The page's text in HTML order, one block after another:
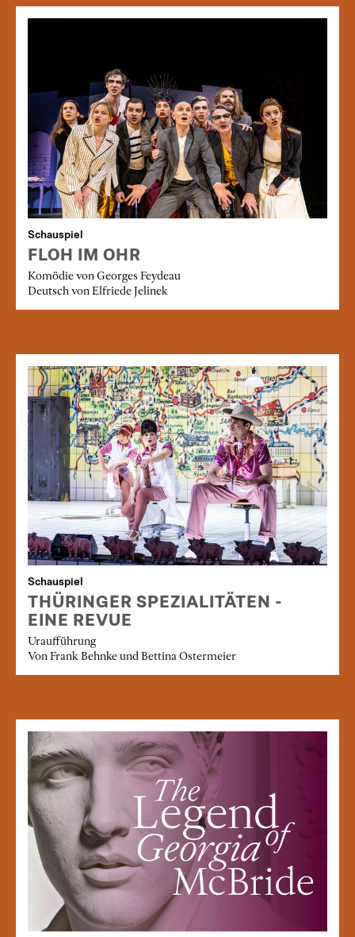
Schauspiel
FLOH IM OHR
Komödie von Georges Feydeau
Deutsch von Elfriede Jelinek
Schauspiel
THÜRINGER SPEZIALITÄTEN -
EINE REVUE
Uraufführung
Von Frank Behnke und Bettina Ostermeier